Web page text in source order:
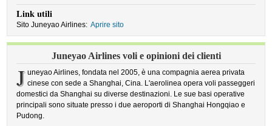
Link utili
Sito Juneyao Airlines: Aprire sito
Juneyao Airlines voli e opinioni dei clienti
J uneyao Airlines, fondata nel 2005, è una compagnia aerea privata
cinese con sede a Shanghai, Cina. L'aerolinea opera voli passeggeri
domestici da Shanghai su diverse destinazioni. Le sue basi operative
principali sono situate presso i due aeroporti di Shanghai Hongqiao e
Pudong.